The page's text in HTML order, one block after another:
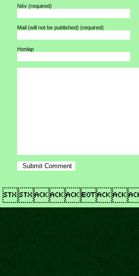
Név (required)
Mail (will not be published) (required)
Honlap